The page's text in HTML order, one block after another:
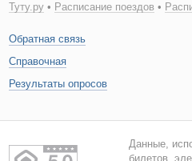
Туту.ру• Расписание поездов •
Обратная связь
Справочная
Результаты опросов
Данные,
билетов,